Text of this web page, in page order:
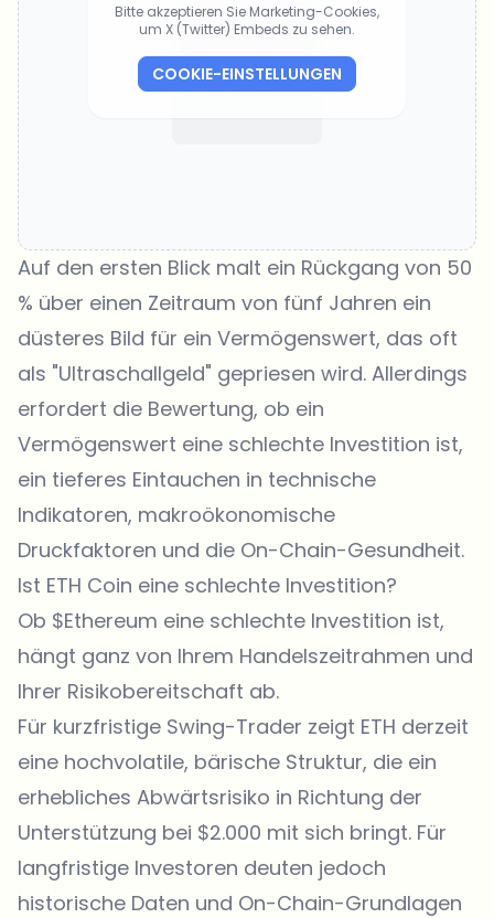
Bitte akzeptieren Sie Marketing-Cookies,
um X (Twitter) Embeds zu sehen.
COOKIE-EINSTELLUNGEN
Auf den ersten Blick malt ein Rückgang von 50
% über einen Zeitraum von fünf Jahren ein
düsteres Bild für ein Vermögenswert, das oft
als "Ultraschallgeld" gepriesen wird. Allerdings
erfordert die Bewertung, ob ein
Vermögenswert eine schlechte Investition ist,
ein tieferes Eintauchen in technische
Indikatoren, makroökonomische
Druckfaktoren und die On-Chain-Gesundheit.
Ist ETH Coin eine schlechte Investition?
Ob $Ethereum eine schlechte Investition ist,
hängt ganz von Ihrem Handelszeitrahmen und
Ihrer Risikobereitschaft ab.
Für kurzfristige Swing-Trader zeigt ETH derzeit
eine hochvolatile, bärische Struktur, die ein
erhebliches Abwärtsrisiko in Richtung der
Unterstützung bei $2.000 mit sich bringt. Für
langfristige Investoren deuten jedoch
historische Daten und On-Chain-Grundlagen